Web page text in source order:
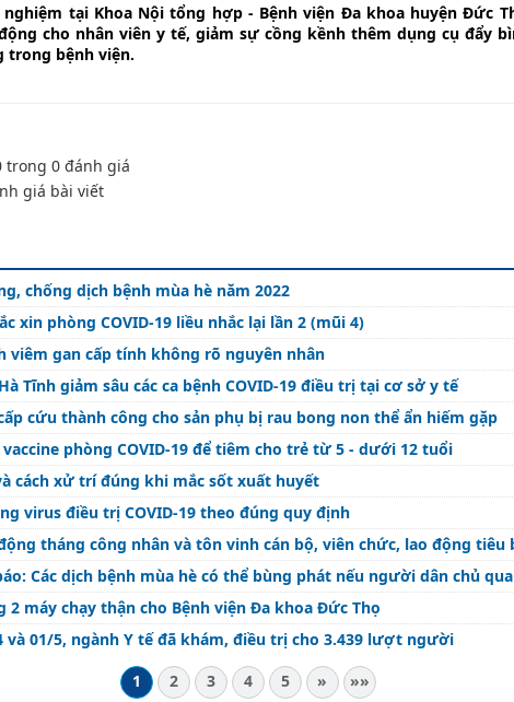
tại Khoa Nội tổng hợp - Bệnh viện Đa khoa huyện Đức
cho nhân viên y tế, giảm sự cồng kềnh thêm dụng cụ đẩy
trong bệnh viện.
trong 0 đánh giá
giá bài viết
chống dịch bệnh mùa hè năm 2022
xin phòng COVID-19 liều nhắc lại lần 2 (mũi 4)
viêm gan cấp tính không rõ nguyên nhân
Tĩnh giảm sâu các ca bệnh COVID-19 điều trị tại cơ sở y tế
cứu thành công cho sản phụ bị rau bong non thể ẩn hiếm gặp
phòng COVID-19 để tiêm cho trẻ từ 5 - dưới 12 tuổi
cách xử trí đúng khi mắc sốt xuất huyết
virus điều trị COVID-19 theo đúng quy định
tháng công nhân và tôn vinh cán bộ, viên chức, lao động tiêu
Các dịch bệnh mùa hè có thể bùng phát nếu người dân chủ
2 máy chạy thận cho Bệnh viện Đa khoa Đức Thọ
và 01/5, ngành Y tế đã khám, điều trị cho 3.439 lượt người
1
2 3 4 5 » »»